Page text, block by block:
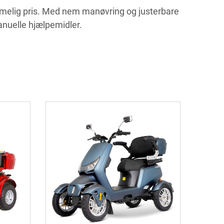
pris. Med nem manøvring og justerbare
hjælpemidler.